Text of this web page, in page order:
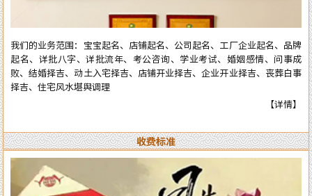
我们的业务范围：宝宝起名、店铺起名、公司起名、工厂企业起名、品牌
起名、详批八字、详批流年、考公咨询、学业考试、婚姻感情、问事成
败、结婚择吉、动土入宅择吉、店铺开业择吉、企业开业择吉、丧葬白事
择吉、住宅风水堪舆调理
【详情】
收费标准